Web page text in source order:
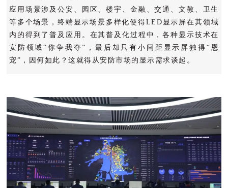
应用场景涉及公安、园区、楼宇、金融、交通、文教、卫生
等多个场景，终端显示场景多样化使得LED显示屏在其领域
内的得到了普及应用。在其普及化过程中，各种显示技术在
安防领域“你争我夺”，最后却只有小间距显示屏独得“恩
宠”，因何如此？这就得从安防市场的显示需求谈起。